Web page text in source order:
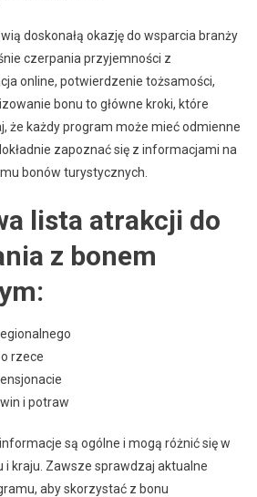
doskonałą okazję do wsparcia branży
czerpania przyjemności z
online, potwierdzenie tożsamości,
bonu to główne kroki, które
że każdy program może mieć odmienne
zapoznać się z informacjami na
bonów turystycznych.
lista atrakcji do
z bonem
rzece
i potraw
są ogólne i mogą różnić się w
i kraju. Zawsze sprawdzaj aktualne
aby skorzystać z bonu